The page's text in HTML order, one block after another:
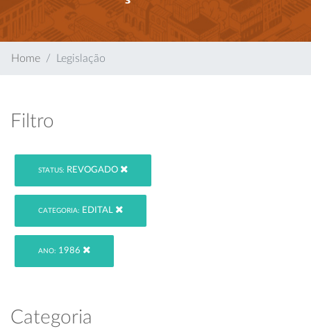
Home Legislação
Filtro
STATUS: REVOGADO
CATEGORIA: EDITAL
ANO: 1986
Categoria